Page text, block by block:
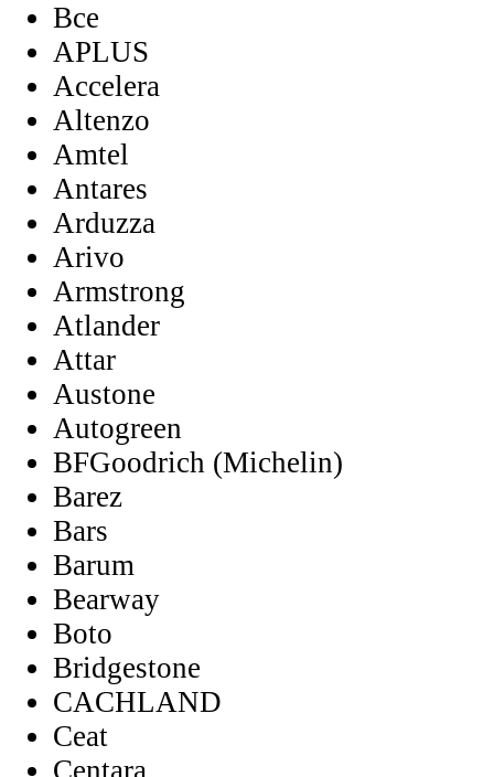
Все
APLUS
Accelera
Altenzo
Amtel
Antares
Arduzza
Arivo
Armstrong
Atlander
Attar
Austone
Autogreen
BFGoodrich (Michelin)
Barez
Bars
Barum
Bearway
Boto
Bridgestone
CACHLAND
Ceat
Centara